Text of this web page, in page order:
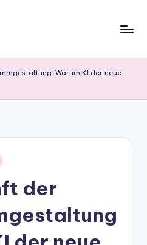
Warum KI der neue
der